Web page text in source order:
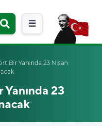
☰
Bir Yanında 23 Nisan
23